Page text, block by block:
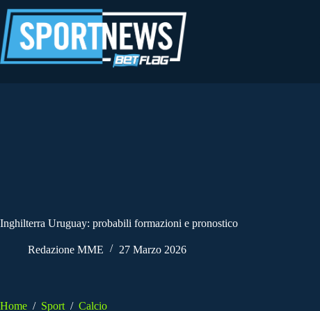
al
contenuto
Inghilterra Uruguay: probabili formazioni e pronostico
Redazione MME 27 Marzo 2026
Home / Sport / Calcio